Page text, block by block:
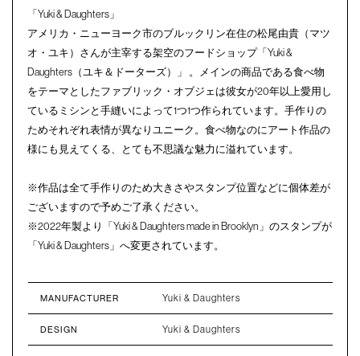
「Yuki & Daughters」
アメリカ・ニューヨーク市のブルックリン在住の松尾由貴（マツ
オ・ユキ）さんが主宰する架空のフードショップ「Yuki &
Daughters（ユキ＆ドーターズ）」 。メインの商品である食べ物
をテーマとしたファブリック・オブジェは彼女が20年以上愛用し
ているミシンと手縫いによって1つ1つ作られています。手作りの
ためそれぞれ表情が異なりユニーク。食べ物なのにアート作品の
様にも見えてくる、とても不思議な魅力に溢れています。
※作品は全て手作りのため大きさやスタンプ位置などに個体差が
ございますので予めご了承ください。
※2022年製より「Yuki & Daughters made in Brooklyn」のスタンプが
「Yuki & Daughters」へ変更されています。
MANUFACTURER Yuki & Daughters
DESIGN Yuki & Daughters